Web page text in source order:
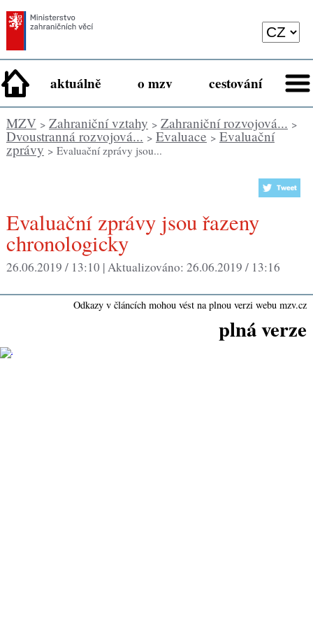
aktuálně o mzv cestování
MZV> Zahraniční vztahy > Zahraniční rozvojová... >
Dvoustranná rozvojová... > Evaluace > Evaluační
zprávy > Evaluační zprávy jsou...
Evaluační zprávy jsou řazeny
chronologicky
26.06.2019 / 13:10 |Aktualizováno: 26.06.2019 / 13:16
Odkazy v článcích mohou vést na plnou verzi webu mzv.cz
plná verze